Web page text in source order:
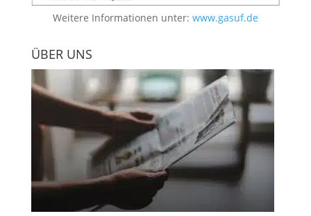
Weitere Informationen unter: www.gasuf.de
ÜBER UNS